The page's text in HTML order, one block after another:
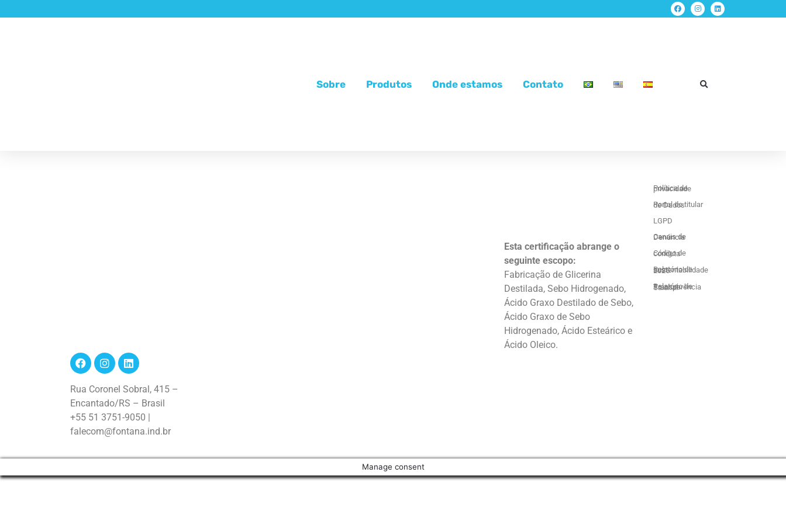
Sobre Produtos Onde estamos Contato
Rua Coronel Sobral, 415 –
Encantado/RS – Brasil
+55 51 3751-9050 |
falecom@fontana.ind.br
Esta certificação abrange o
seguinte escopo:
Fabricação de Glicerina
Destilada, Sebo Hidrogenado,
Ácido Graxo Destilado de Sebo,
Ácido Graxo de Sebo
Hidrogenado, Ácido Esteárico e
Ácido Oleico.
Política de privacidade
Portal do titular de Dados
LGPD
Canais de Denúncia
Código de conduta
Relatório de sustentabilidade 2025
Relatório de Transparência Salarial
Manage consent